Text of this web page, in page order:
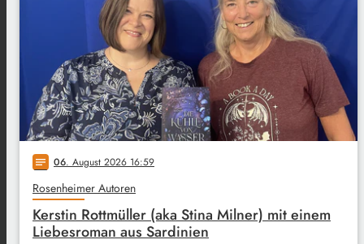
notes 06. August 2026 16:59
Rosenheimer Autoren
Kerstin Rottmüller (aka Stina Milner) mit einem
Liebesroman aus Sardinien